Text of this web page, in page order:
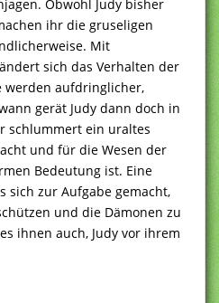
Obwohl Judy bisher
ihr die gruseligen
Mit
sich das Verhalten der
werden aufdringlicher,
gerät Judy dann doch in
schlummert ein uraltes
und für die Wesen der
Bedeutung ist. Eine
sich zur Aufgabe gemacht,
und die Dämonen zu
ihnen auch, Judy vor ihrem